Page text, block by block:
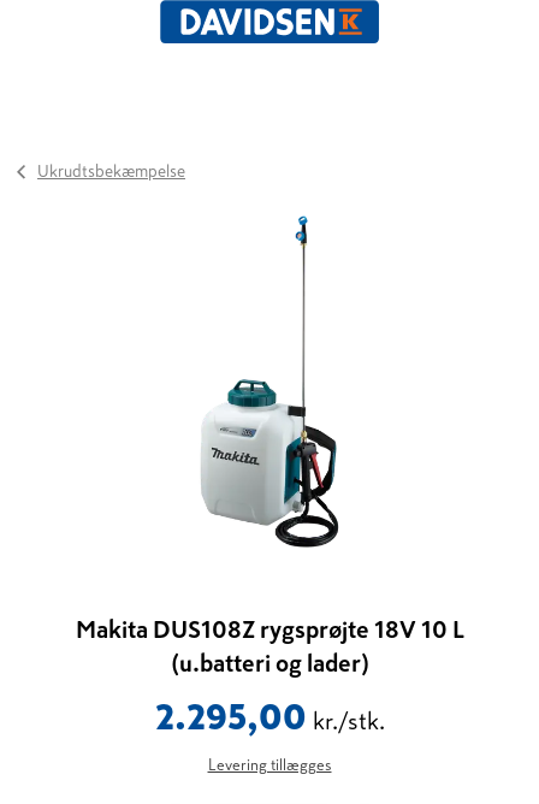
Ukrudtsbekæmpelse
Makita DUS108Z rygsprøjte 18V 10 L
(u.batteri og lader)
2.295,00 kr./stk.
Levering tillægges